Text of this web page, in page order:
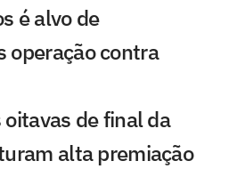
é alvo de
operação contra
de final da
alta premiação